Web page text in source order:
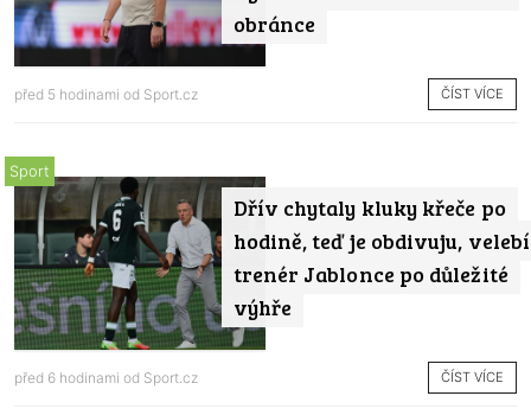
obránce
před 5 hodinami od Sport.cz ČÍST VÍCE
Dřív chytaly kluky křeče po
hodině, teď je obdivuju, velebí
trenér Jablonce po důležité
výhře
Sport
před 6 hodinami od Sport.cz ČÍST VÍCE